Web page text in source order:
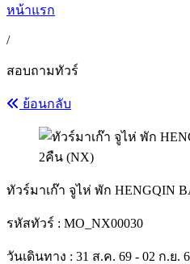
หน้าแรก
/
สอบถามทัวร์
ย้อนกลับ
ทัวร์มาเก๊า จูไห่ พัก HENGQIN
รหัสทัวร์ : MO_NX00030
วันเดินทาง : 31 ส.ค. 69 - 02 ก.ย.